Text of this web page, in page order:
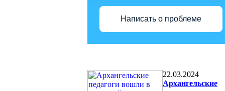
Написать о проблеме
22.03.2024
Архангельские